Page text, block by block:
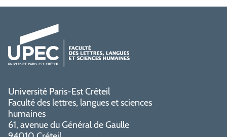
Université Paris-Est Créteil
Faculté des lettres, langues et sciences
humaines
61, avenue du Général de Gaulle